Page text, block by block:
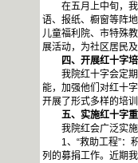
在五月上中旬，我
语、报纸、橱窗等阵
儿童福利院、市特殊
展活动，为社区居民
四、开展红十字培
我院红十字会定期
能，加强他们对红十
开展了形式多样的培
五、实施红十字重
我院红会广泛实施
1、“救助工程”：积
列的募捐工作。近期